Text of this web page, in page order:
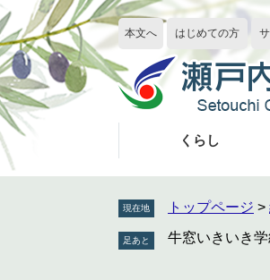
ペ
ー
ジ
の
先
頭
で
す
メ
ニ
ュ
ー
を
飛
ば
し
本文へ はじめての方
くらし
現在地 トップページ >
牛窓いきいき学